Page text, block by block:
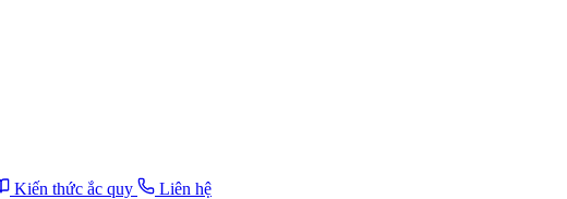
Kiến thức ắc quy Liên hệ